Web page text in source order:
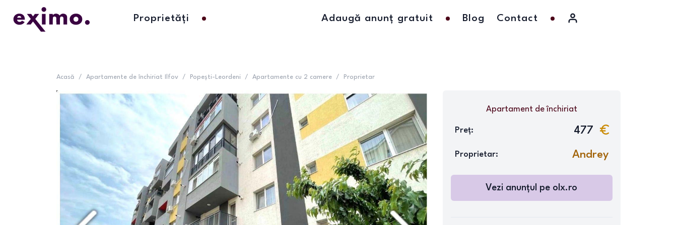
Proprietăți Adaugă anunț gratuit Blog Contact
Acasă / Apartamente de închiriat Ilfov / Popești-Leordeni / Apartamente cu 2 camere / Proprietar
Apartamentde închiriat
Preț: 477
Proprietar: Andrey
Vezi anunțul pe olx.ro